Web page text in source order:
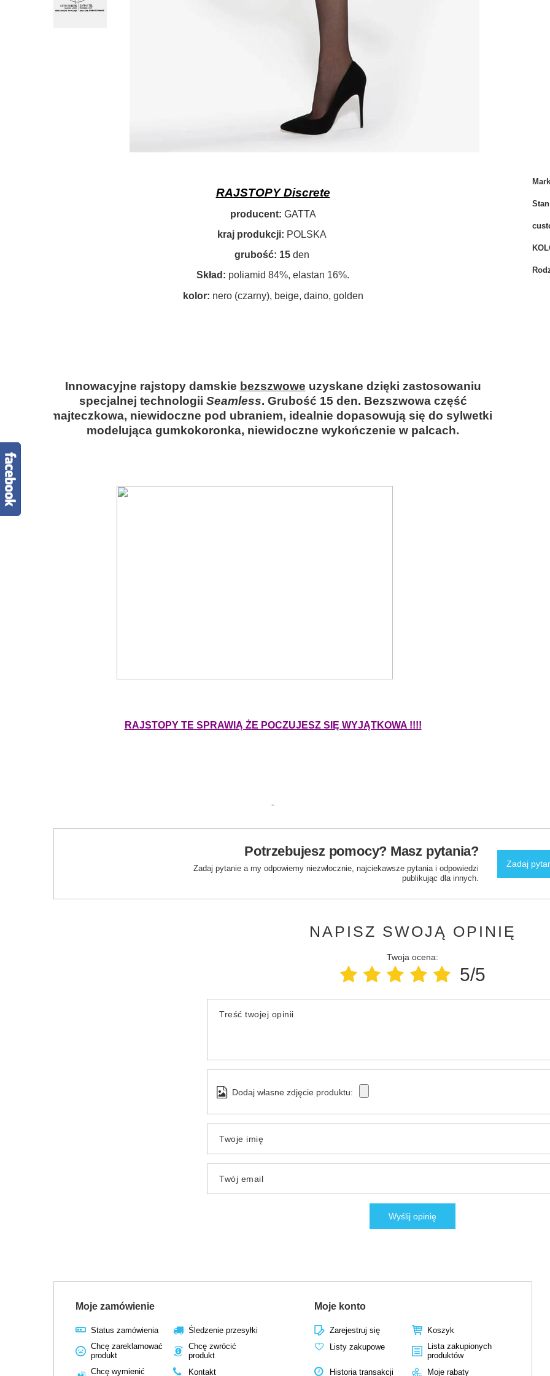
RAJSTOPY Discrete
producent: GATTA
kraj produkcji: POLSKA
grubość: 15den
Skład: poliamid 84%, elastan 16%.
kolor: nero (czarny), beige, daino, golden
Innowacyjne rajstopy damskie bezszwowe uzyskane dzięki zastosowaniu
specjalnej technologii Seamless. Grubość 15 den. Bezszwowa część
majteczkowa, niewidoczne pod ubraniem, idealnie dopasowują się do sylwetki,
modelująca gumkokoronka, niewidoczne wykończenie w palcach.
RAJSTOPY TE SPRAWIĄ ŻE POCZUJESZ SIĘ WYJĄTKOWA !!!!
Stan
Potrzebujesz pomocy? Masz pytania?
Zadaj pytanie a my odpowiemy niezwłocznie, najciekawsze pytania i odpowiedzi
publikując dla innych.
Zadaj
NAPISZ SWOJĄ OPINIĘ
Twoja ocena:
5/5
Treść twojej opinii
Dodaj własne zdjęcie produktu:
Twoje imię
Twój email
Wyślij opinię
Moje zamówienie
Status zamówienia
Śledzenie przesyłki
Chcę zareklamować
produkt
Chcę zwrócić
produkt
Chcę wymienić
Kontakt
Moje konto
Zarejestruj się
Koszyk
Listy zakupowe
Lista zakupionych
produktów
Historia transakcji
Moje rabaty